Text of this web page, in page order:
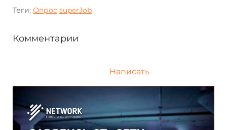
Теги: Опрос superJob
Комментарии
Написать